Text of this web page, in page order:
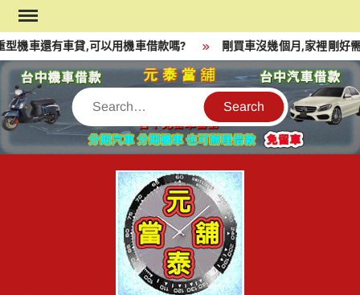
Skip
to
content
機車還有車貸,可以用機車借款嗎? 剛買車沒幾個月,家裡剛好
Search